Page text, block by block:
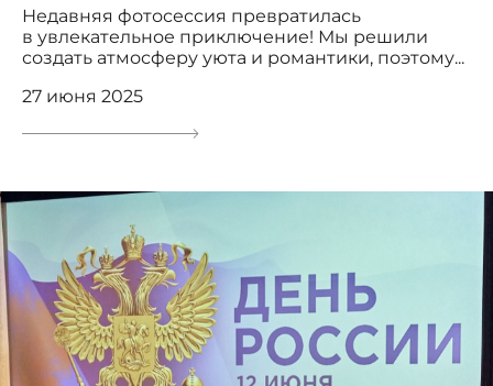
Недавняя фотосессия превратилась
в увлекательное приключение! Мы решили
создать атмосферу уюта и романтики, поэтому...
27 июня 2025